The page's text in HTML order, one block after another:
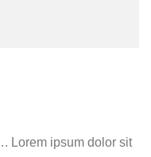
Lorem ipsum dolor sit